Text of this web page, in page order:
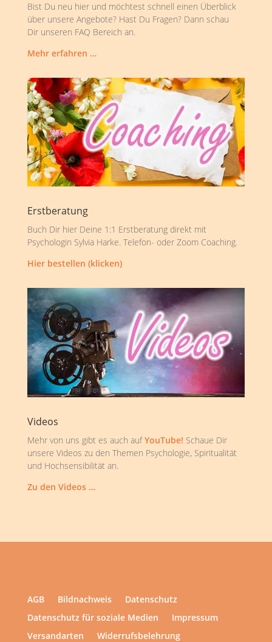
Bist Du neu hier und möchtest schnell einen Überblick
über unsere Angebote? Hast Du Fragen? Dann schau
Dir unseren FAQ Bereich an.
Mehr erfahren …
Erstberatung
Buch Dir hier Deine 1:1 Erstberatung direkt mit
Psychologin Sylvia Harke. Telefon- oder Zoom Coaching.
Hier bestellen (klicken)
Videos
Mehr von uns gibt es auch aufYouTube! Schaue Dir
unsere Videos zu den Themen Psychologie, Spiritualität
und Hochsensibilität an.
Zu den Videos …
AGB Bildnachweis
Datenschutz
Datenschutz für soziale Medien
Impressum
Versandarten
Widerrufsbelehrung